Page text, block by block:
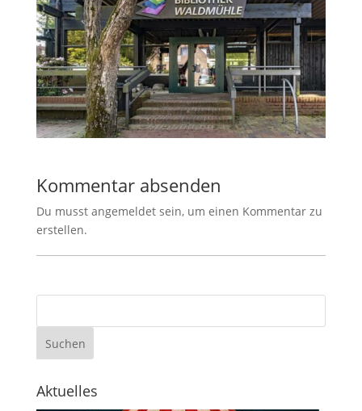
Kommentar absenden
Du musst angemeldet sein, um einen Kommentar zu
erstellen.
Aktuelles